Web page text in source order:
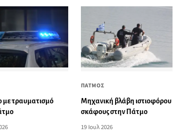
με τραυματισμό
ΠΑΤΜΟΣ
Μηχανική βλάβη ιστιοφόρου
σκάφους στην Πάτμο
19 Ιουλ 2026